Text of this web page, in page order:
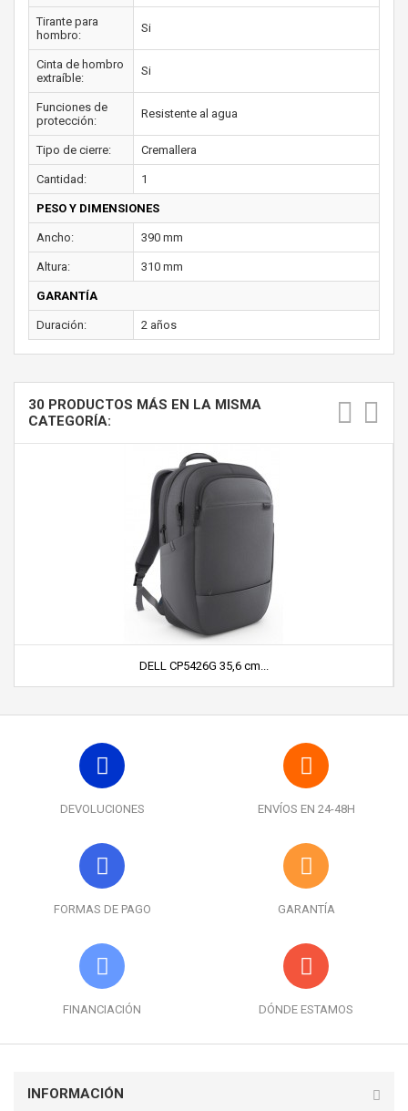
Tirante para
hombro:
Si
Cinta de hombro
extraíble:
Si
Funciones de
protección:
Resistente al agua
Tipo de cierre: Cremallera
Cantidad: 1
PESO Y DIMENSIONES
Ancho: 390 mm
Altura: 310 mm
GARANTÍA
Duración: 2 años
30 PRODUCTOS MÁS EN LA MISMA
CATEGORÍA:
DELL CP5426G 35,6 cm...
DEVOLUCIONES ENVÍOS EN 24-48H
FORMAS DE PAGO GARANTÍA
FINANCIACIÓN DÓNDE ESTAMOS
INFORMACIÓN